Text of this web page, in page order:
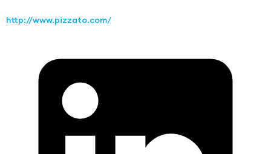
http://www.pizzato.com/